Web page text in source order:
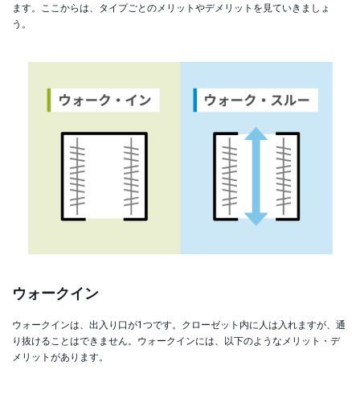
ます。ここからは、タイプごとのメリットやデメリットを見ていきましょ
う。
ウォークイン
ウォークインは、出入り口が1つです。クローゼット内に人は入れますが、通
り抜けることはできません。ウォークインには、以下のようなメリット・デ
メリットがあります。